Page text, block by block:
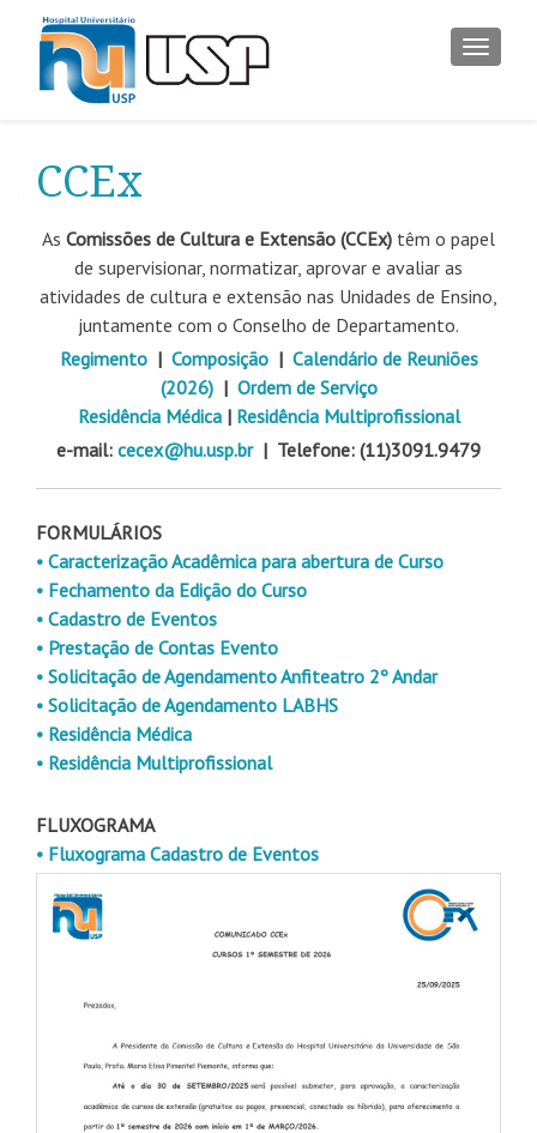
CCEx
As Comissões de Cultura e Extensão (CCEx) têm o papel
de supervisionar, normatizar, aprovar e avaliar as
atividades de cultura e extensão nas Unidades de Ensino,
juntamente com o Conselho de Departamento.
Regimento| Composição| Calendário de Reuniões
(2026)| Ordem de Serviço
Residência Médica| Residência Multiprofissional
e-mail: cecex@hu.usp.br| Telefone: (11)3091.9479
FORMULÁRIOS
• Caracterização Acadêmica para abertura de Curso
• Fechamento da Edição do Curso
• Cadastro de Eventos
• Prestação de Contas Evento
• Solicitação de Agendamento Anfiteatro 2º Andar
• Solicitação de Agendamento LABHS
• Residência Médica
• Residência Multiprofissional
FLUXOGRAMA
• Fluxograma Cadastro de Eventos